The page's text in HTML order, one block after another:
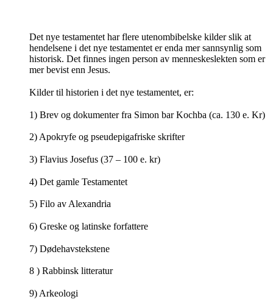
Det nye testamentet har flere utenombibelske kilder slik at
hendelsene i det nye testamentet er enda mer sannsynlig som
historisk. Det finnes ingen person av menneskeslekten som er
mer bevist enn Jesus.
Kilder til historien i det nye testamentet, er:
1) Brev og dokumenter fra Simon bar Kochba (ca. 130 e. Kr)
2) Apokryfe og pseudepigafriske skrifter
3) Flavius Josefus (37 – 100 e. kr)
4) Det gamle Testamentet
5) Filo av Alexandria
6) Greske og latinske forfattere
7) Dødehavstekstene
8 ) Rabbinsk litteratur
9) Arkeologi